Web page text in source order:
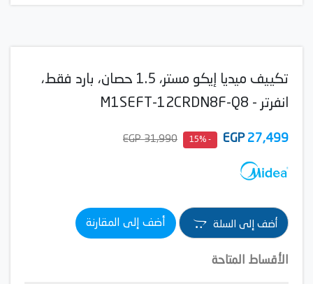
تكييف ميديا إيكو مستر، 1.5 حصان، بارد فقط،
انفرتر - M1SEFT-12CRDN8F-Q8
27,499
EGP
- 15%
31,990 EGP
أضف إلى السلة أضف إلى المقارنة
الأقساط المتاحة